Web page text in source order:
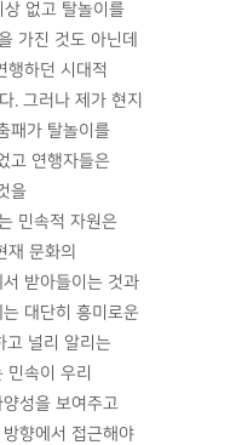
없고 탈놀이를
가진 것도 아닌데
행하던 시대적
. 그러나 제가 현지
패가 탈놀이를
고 연행자들은
을
민속적 자원은
재 문화의
받아들이는 것과
대단히 흥미로운
고 널리 알리는
민속이 우리
성을 보여주고
향에서 접근해야